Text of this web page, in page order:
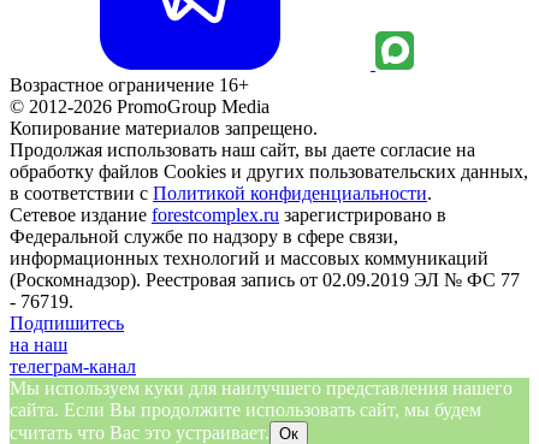
Возрастное ограничение 16+
© 2012-2026 PromoGroup Media
Копирование материалов запрещено.
Продолжая использовать наш сайт, вы даете согласие на
обработку файлов Cookies и других пользовательских данных,
в соответствии с Политикой конфиденциальности.
Сетевое издание forestcomplex.ru зарегистрировано в
Федеральной службе по надзору в сфере связи,
информационных технологий и массовых коммуникаций
(Роскомнадзор). Реестровая запись от 02.09.2019 ЭЛ № ФС 77
- 76719.
Подпишитесь
на наш
телеграм-канал
Мы используем куки для наилучшего представления нашего
сайта. Если Вы продолжите использовать сайт, мы будем
считать что Вас это устраивает. Ок